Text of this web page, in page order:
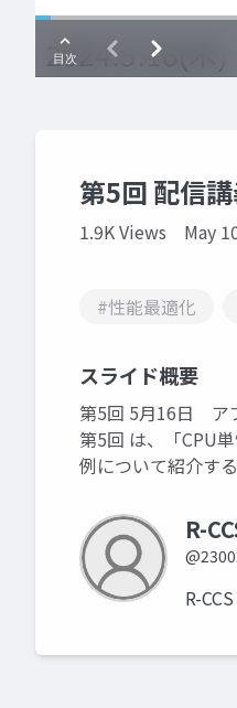
第5回 配信
1.9K Views May
#性能最適化
スライド概要
第5回 5月16日 ア
第5回 は、「CPU
例について紹介する
R-
R-